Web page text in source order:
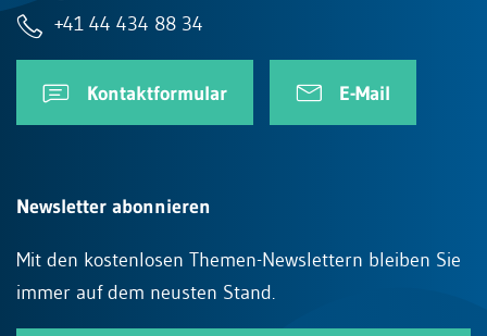
+41 44 434 88 34
Kontaktformular E-Mail
Newsletter abonnieren
Mit den kostenlosen Themen-Newslettern bleiben Sie
immer auf dem neusten Stand.